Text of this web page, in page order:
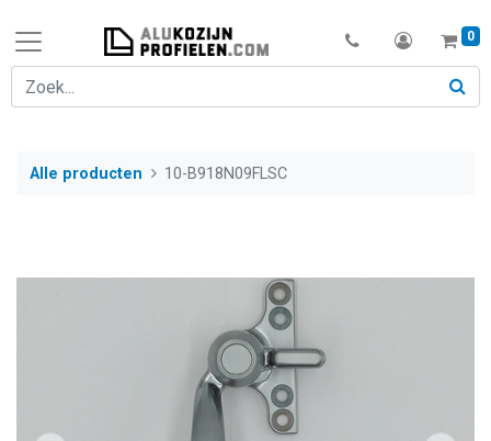
0
Alle producten 10-B918N09FLSC